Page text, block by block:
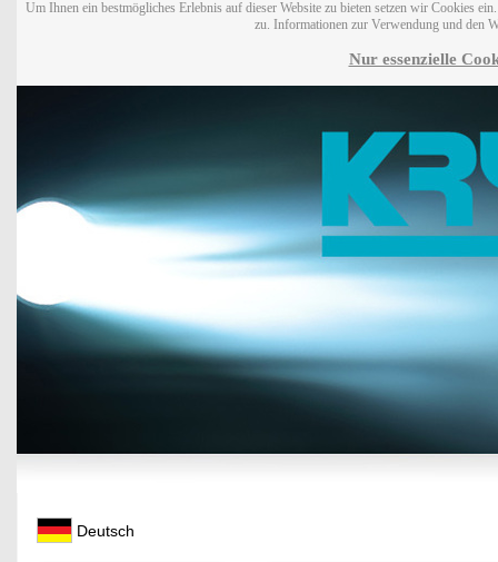
Um Ihnen ein bestmögliches Erlebnis auf dieser Website zu bieten setzen wir Cookies
zu. Informationen zur Verwendung und den
Nur essenzielle
Deutsch